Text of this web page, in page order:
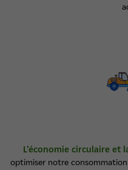
L’économie circulaire et
optimiser notre